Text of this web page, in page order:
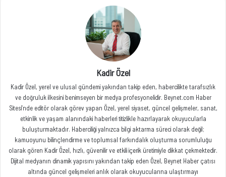
Kadir Özel
Kadir Özel, yerel ve ulusal gündemi yakından takip eden, habercilikte tarafsızlık
ve doğruluk ilkesini benimseyen bir medya profesyonelidir. Beynet.com Haber
Sitesi’nde editör olarak görev yapan Özel, yerel siyaset, güncel gelişmeler, sanat,
etkinlik ve yaşam alanındaki haberleri titizlikle hazırlayarak okuyucularla
buluşturmaktadır. Haberciliği yalnızca bilgi aktarma süreci olarak değil;
kamuoyunu bilinçlendirme ve toplumsal farkındalık oluşturma sorumluluğu
olarak gören Kadir Özel, hızlı, güvenilir ve etkili içerik üretimiyle dikkat çekmektedir.
Dijital medyanın dinamik yapısını yakından takip eden Özel, Beynet Haber çatısı
altında güncel gelişmeleri anlık olarak okuyucularına ulaştırmayı